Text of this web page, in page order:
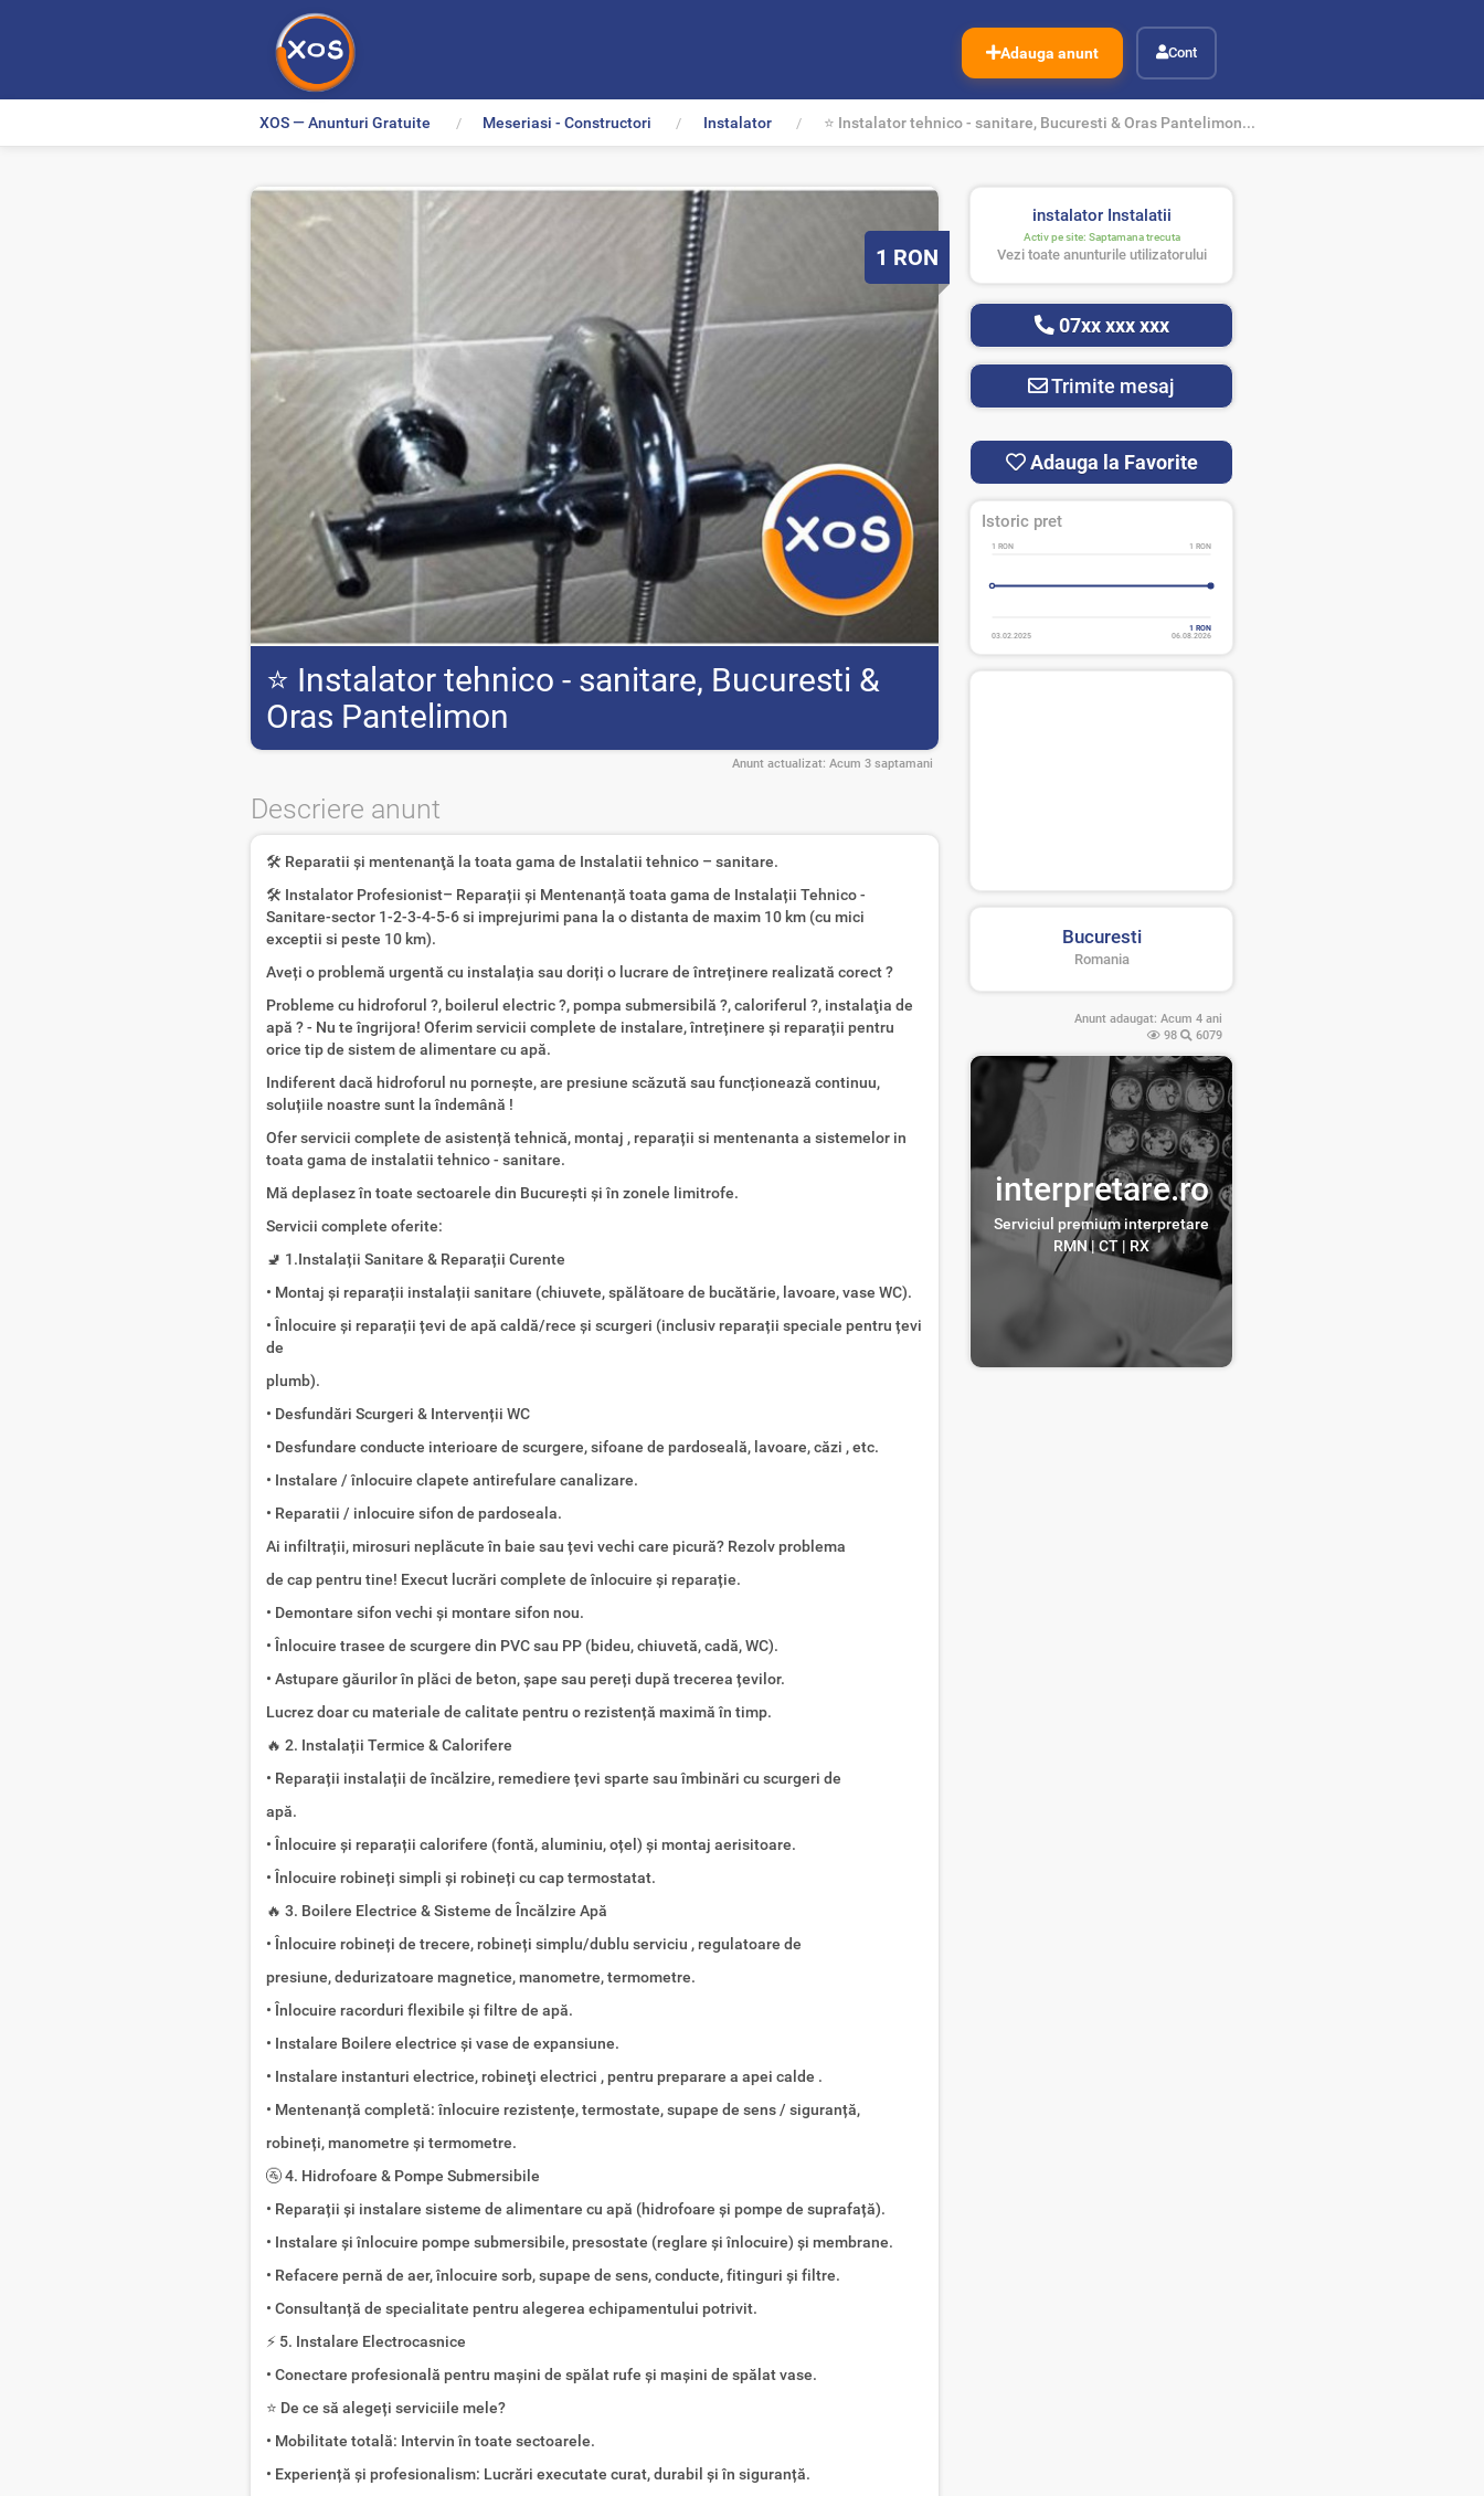
Adauga anunt Cont
XOS — Anunturi Gratuite Meseriasi - Constructori Instalator ⭐ Instalator tehnico - sanitare, Bucuresti & Oras Pantelimon...
⭐ Instalator tehnico - sanitare, Bucuresti &
Oras Pantelimon
Anunt actualizat: Acum 3 saptamani
Descriere anunt
🛠 Reparatii şi mentenanţă la toata gama de Instalatii tehnico – sanitare.
🛠 Instalator Profesionist– Reparații și Mentenanță toata gama de Instalații Tehnico -
Sanitare-sector 1-2-3-4-5-6 si imprejurimi pana la o distanta de maxim 10 km (cu mici
exceptii si peste 10 km).
Aveți o problemă urgentă cu instalația sau doriți o lucrare de întreținere realizată corect ?
Probleme cu hidroforul ?, boilerul electric ?, pompa submersibilă ?, caloriferul ?, instalaţia de
apă ? - Nu te îngrijora! Oferim servicii complete de instalare, întreținere și reparații pentru
orice tip de sistem de alimentare cu apă.
Indiferent dacă hidroforul nu pornește, are presiune scăzută sau funcționează continuu,
soluțiile noastre sunt la îndemână !
Ofer servicii complete de asistență tehnică, montaj , reparații si mentenanta a sistemelor in
toata gama de instalatii tehnico - sanitare.
Mă deplasez în toate sectoarele din București și în zonele limitrofe.
Servicii complete oferite:
🚽 1.Instalații Sanitare & Reparații Curente
• Montaj și reparații instalații sanitare (chiuvete, spălătoare de bucătărie, lavoare, vase WC).
• Înlocuire și reparații țevi de apă caldă/rece și scurgeri (inclusiv reparații speciale pentru țevi
de
plumb).
• Desfundări Scurgeri & Intervenții WC
• Desfundare conducte interioare de scurgere, sifoane de pardoseală, lavoare, căzi , etc.
• Instalare / înlocuire clapete antirefulare canalizare.
• Reparatii / inlocuire sifon de pardoseala.
Ai infiltrații, mirosuri neplăcute în baie sau țevi vechi care picură? Rezolv problema
de cap pentru tine! Execut lucrări complete de înlocuire și reparație.
• Demontare sifon vechi și montare sifon nou.
• Înlocuire trasee de scurgere din PVC sau PP (bideu, chiuvetă, cadă, WC).
• Astupare găurilor în plăci de beton, șape sau pereți după trecerea țevilor.
Lucrez doar cu materiale de calitate pentru o rezistență maximă în timp.
🔥 2. Instalații Termice & Calorifere
• Reparații instalații de încălzire, remediere țevi sparte sau îmbinări cu scurgeri de
apă.
• Înlocuire și reparații calorifere (fontă, aluminiu, oțel) și montaj aerisitoare.
• Înlocuire robineți simpli și robineți cu cap termostatat.
🔥 3. Boilere Electrice & Sisteme de Încălzire Apă
• Înlocuire robineți de trecere, robineți simplu/dublu serviciu , regulatoare de
presiune, dedurizatoare magnetice, manometre, termometre.
• Înlocuire racorduri flexibile și filtre de apă.
• Instalare Boilere electrice și vase de expansiune.
• Instalare instanturi electrice, robineţi electrici , pentru preparare a apei calde .
• Mentenanță completă: înlocuire rezistențe, termostate, supape de sens / siguranță,
robineți, manometre și termometre.
🚰 4. Hidrofoare & Pompe Submersibile
• Reparații și instalare sisteme de alimentare cu apă (hidrofoare și pompe de suprafață).
• Instalare și înlocuire pompe submersibile, presostate (reglare și înlocuire) și membrane.
• Refacere pernă de aer, înlocuire sorb, supape de sens, conducte, fitinguri și filtre.
• Consultanță de specialitate pentru alegerea echipamentului potrivit.
⚡ 5. Instalare Electrocasnice
• Conectare profesională pentru mașini de spălat rufe și mașini de spălat vase.
⭐ De ce să alegeți serviciile mele?
• Mobilitate totală: Intervin în toate sectoarele.
• Experiență și profesionalism: Lucrări executate curat, durabil și în siguranță.
P
r
e
1 RON
instalator Instalatii
Activ pe site: Saptamana trecuta
Vezi toate anunturile utilizatorului
07xx xxx xxx
Trimite mesaj
Adauga la Favorite
Istoric pret
1 RON 1 RON
1 RON
03.02.2025
06.08.2026
Bucuresti
Romania
98 6079
Anunt adaugat: Acum 4 ani
interpretare.ro
Serviciul premium interpretare
RMN | CT | RX